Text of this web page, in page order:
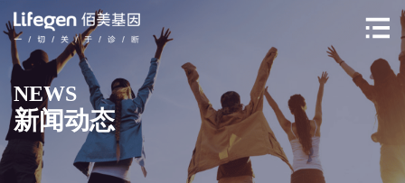
NEWS
新闻动态